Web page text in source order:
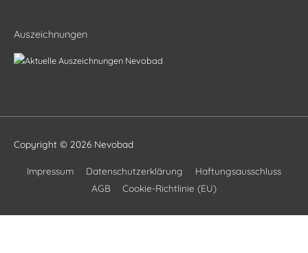
Auszeichnungen
Copyright © 2026 Nevobad
Impressum Datenschutzerklärung
Haftungsausschluss
AGB
Cookie-Richtlinie (EU)